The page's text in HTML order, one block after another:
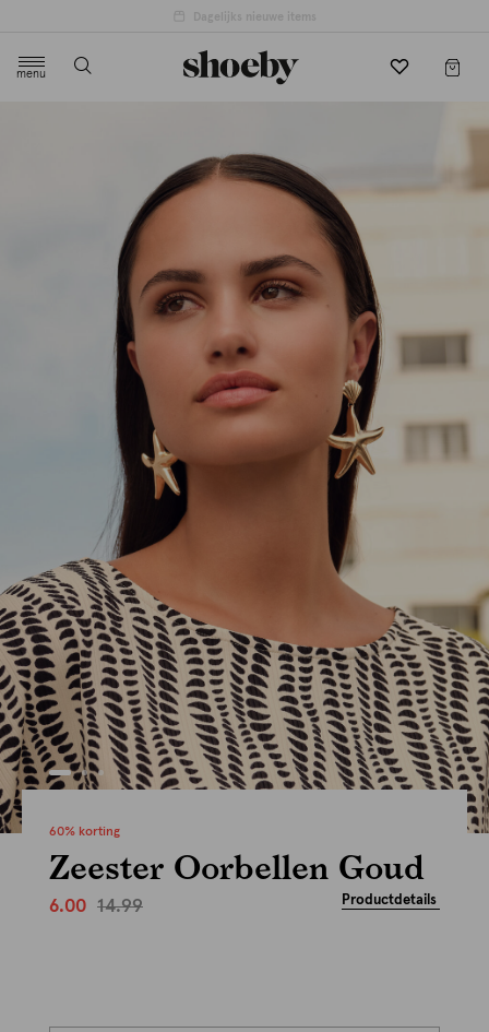
4.5/5 beoordeling door 3807 klanten
menu
60% korting
Zeester Oorbellen Goud
6.00 14.99 Productdetails